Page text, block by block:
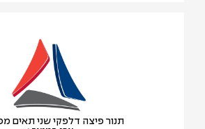
תנור פיצה דלפקי שני תאים מפוצלים